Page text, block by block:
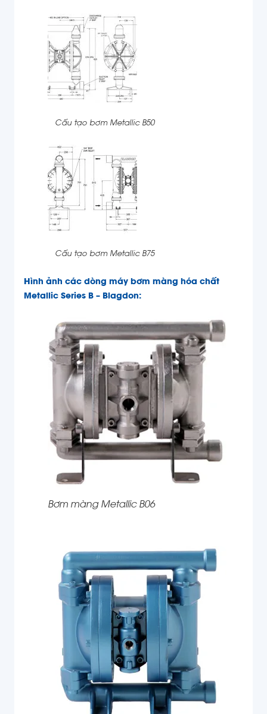
Cấu tạo bơm Metallic B50
Cấu tạo bơm Metallic B75
Hình ảnh các dòng máy bơm màng hóa chất
Metallic Series B – Blagdon:
Bơm màng Metallic B06